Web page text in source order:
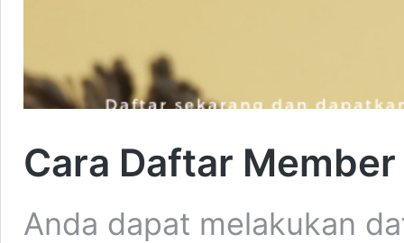
Cara Daftar
Anda dapat melakukan